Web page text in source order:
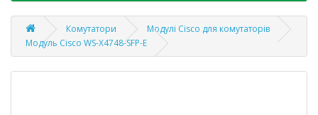
Комутатори
Модулі Cisco для комутаторів
Модуль Cisco WS-X4748-SFP-E